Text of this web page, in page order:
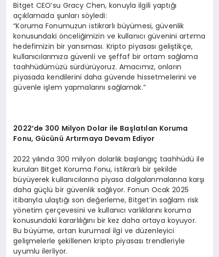
Bitget CEO’su Gracy Chen, konuyla ilgili yaptığı
açıklamada şunları söyledi:
“Koruma Fonumuzun istikrarlı büyümesi, güvenlik
konusundaki önceliğimizin ve kullanıcı güvenini artırma
hedefimizin bir yansıması. Kripto piyasası geliştikçe,
kullanıcılarımıza güvenli ve şeffaf bir ortam sağlama
taahhüdümüzü sürdürüyoruz. Amacımız, onların
piyasada kendilerini daha güvende hissetmelerini ve
güvenle işlem yapmalarını sağlamak.”
2022’de 300 Milyon Dolar ile Başlatılan Koruma
Fonu, Gücünü Artırmaya Devam Ediyor
2022 yılında 300 milyon dolarlık başlangıç taahhüdü ile
kurulan Bitget Koruma Fonu, istikrarlı bir şekilde
büyüyerek kullanıcılarına piyasa dalgalanmalarına karşı
daha güçlü bir güvenlik sağlıyor. Fonun Ocak 2025
itibarıyla ulaştığı son değerleme, Bitget’in sağlam risk
yönetim çerçevesini ve kullanıcı varlıklarını koruma
konusundaki kararlılığını bir kez daha ortaya koyuyor.
Bu büyüme, artan kurumsal ilgi ve düzenleyici
gelişmelerle şekillenen kripto piyasası trendleriyle
uyumlu ilerliyor.